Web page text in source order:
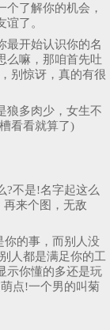
了解你的机会，
了。
最开始认识你的名
么嘛，那咱首先吐
别惊讶，真的有很
狼多肉少，女生不
看看就算了)
?不是!名字起这么
来个图，无敌
你的事，而别人没
人都是满足你的工
示你懂的多还是玩
点!一个男的叫菊